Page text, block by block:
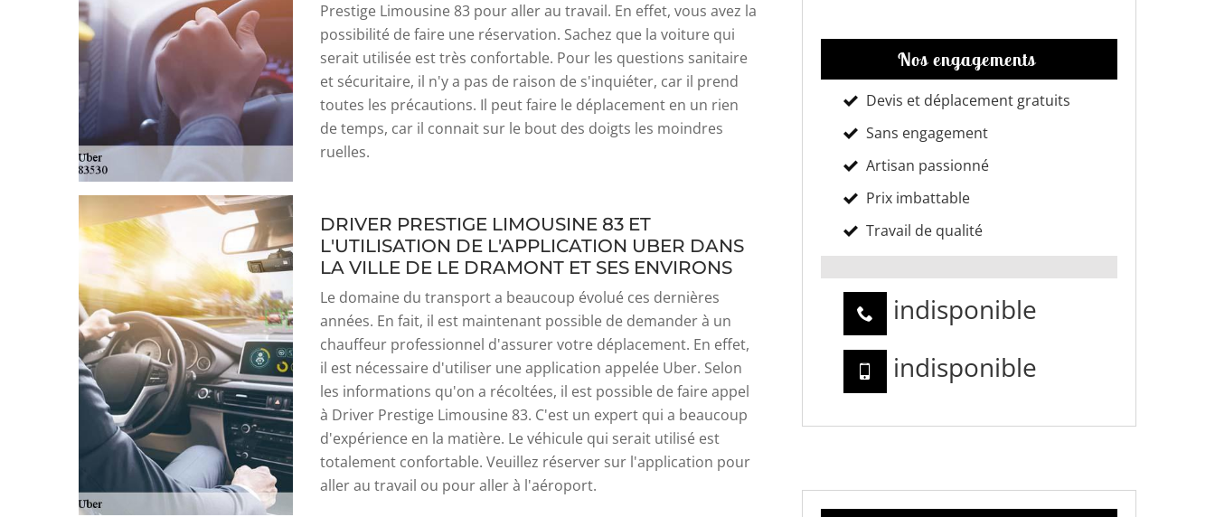
Prestige Limousine 83 pour aller au travail. En effet, vous avez la
possibilité de faire une réservation. Sachez que la voiture qui
serait utilisée est très confortable. Pour les questions sanitaire
et sécuritaire, il n'y a pas de raison de s'inquiéter, car il prend
toutes les précautions. Il peut faire le déplacement en un rien
de temps, car il connait sur le bout des doigts les moindres
ruelles.
DRIVER PRESTIGE LIMOUSINE 83 ET
L'UTILISATION DE L'APPLICATION UBER DANS
LA VILLE DE LE DRAMONT ET SES ENVIRONS
Le domaine du transport a beaucoup évolué ces dernières
années. En fait, il est maintenant possible de demander à un
chauffeur professionnel d'assurer votre déplacement. En effet,
il est nécessaire d'utiliser une application appelée Uber. Selon
les informations qu'on a récoltées, il est possible de faire appel
à Driver Prestige Limousine 83. C'est un expert qui a beaucoup
d'expérience en la matière. Le véhicule qui serait utilisé est
totalement confortable. Veuillez réserver sur l'application pour
aller au travail ou pour aller à l'aéroport.
Nos engagements
Devis et déplacement gratuits
Sans engagement
Artisan passionné
Prix imbattable
Travail de qualité
indisponible
indisponible